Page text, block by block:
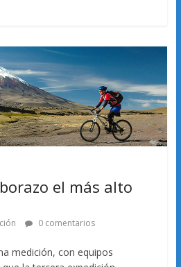
el más alto
0 comentarios
medición, con equipos